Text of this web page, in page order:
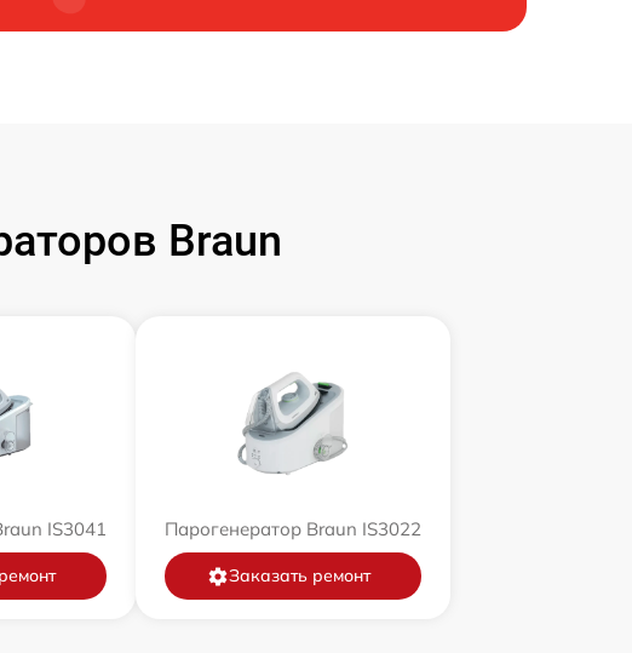
Braun
IS3041 Парогенератор Braun IS3022
Заказать ремонт